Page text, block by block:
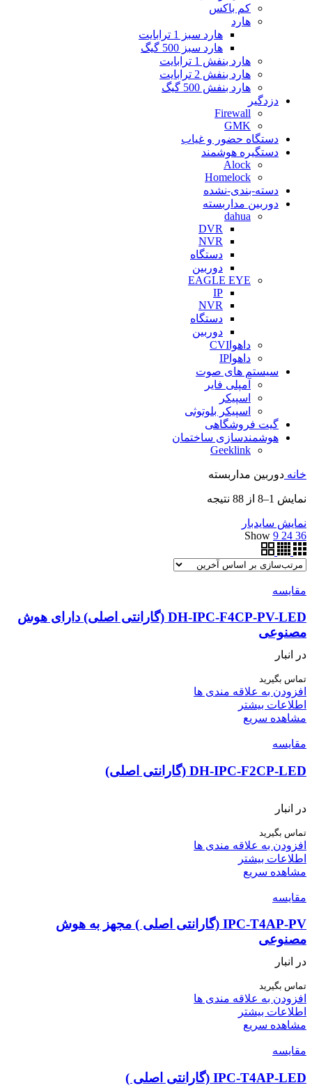
کم باکس
هارد
هارد سبز 1 ترابایت
هارد سبز 500 گیگ
هارد بنفش 1 ترابایت
هارد بنفش 2 ترابایت
هارد بنفش 500 گیگ
دزدگیر
Firewall
GMK
دستگاه حضور و غیاب
دستگیره هوشمند
Alock
Homelock
دسته-بندی-نشده
دوربین مداربسته
dahua
DVR
NVR
دستگاه
دوربین
EAGLE EYE
IP
NVR
دستگاه
دوربین
داهواCVI
داهواIP
سیستم های صوت
آمپلی فایر
اسپیکر
اسپیکر بلوتوثی
گیت فروشگاهی
هوشمندسازی ساختمان
Geeklink
خانه دوربین مداربسته
نمایش 1–8 از 88 نتیجه
نمایش سایدبار
Show 9 24 36
مقایسه
DH-IPC-F4CP-PV-LED (گارانتی اصلی) دارای هوش
مصنوعی
در انبار
تماس بگیرید
افزودن به علاقه مندی ها
اطلاعات بیشتر
مشاهده سریع
مقایسه
DH-IPC-F2CP-LED (گارانتی اصلی)
در انبار
تماس بگیرید
افزودن به علاقه مندی ها
اطلاعات بیشتر
مشاهده سریع
مقایسه
IPC-T4AP-PV (گارانتی اصلی ) مجهز به هوش
مصنوعی
در انبار
تماس بگیرید
افزودن به علاقه مندی ها
اطلاعات بیشتر
مشاهده سریع
مقایسه
IPC-T4AP-LED (گارانتی اصلی )